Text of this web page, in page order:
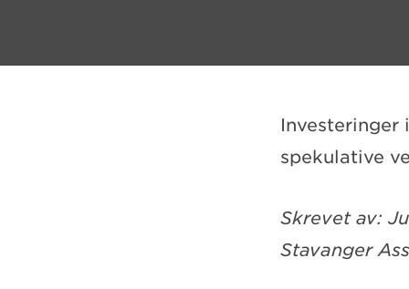
spekulative
Skrevet av:
Stavanger